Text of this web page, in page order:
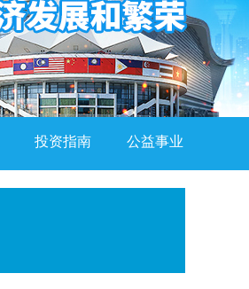
投资指南 公益事业